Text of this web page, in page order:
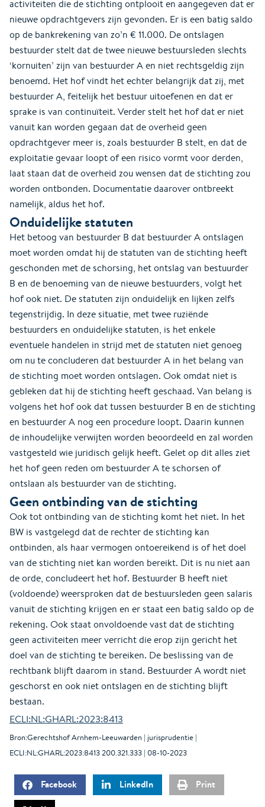
activiteiten die de stichting ontplooit en aangegeven dat er
nieuwe opdrachtgevers zijn gevonden. Er is een batig saldo
op de bankrekening van zo’n € 11.000. De ontslagen
bestuurder stelt dat de twee nieuwe bestuursleden slechts
‘kornuiten’ zijn van bestuurder A en niet rechtsgeldig zijn
benoemd. Het hof vindt het echter belangrijk dat zij, met
bestuurder A, feitelijk het bestuur uitoefenen en dat er
sprake is van continuïteit. Verder stelt het hof dat er niet
vanuit kan worden gegaan dat de overheid geen
opdrachtgever meer is, zoals bestuurder B stelt, en dat de
exploitatie gevaar loopt of een risico vormt voor derden,
laat staan dat de overheid zou wensen dat de stichting zou
worden ontbonden. Documentatie daarover ontbreekt
namelijk, aldus het hof.
Onduidelijke statuten
Het betoog van bestuurder B dat bestuurder A ontslagen
moet worden omdat hij de statuten van de stichting heeft
geschonden met de schorsing, het ontslag van bestuurder
B en de benoeming van de nieuwe bestuurders, volgt het
hof ook niet. De statuten zijn onduidelijk en lijken zelfs
tegenstrijdig. In deze situatie, met twee ruziënde
bestuurders en onduidelijke statuten, is het enkele
eventuele handelen in strijd met de statuten niet genoeg
om nu te concluderen dat bestuurder A in het belang van
de stichting moet worden ontslagen. Ook omdat niet is
gebleken dat hij de stichting heeft geschaad. Van belang is
volgens het hof ook dat tussen bestuurder B en de stichting
en bestuurder A nog een procedure loopt. Daarin kunnen
de inhoudelijke verwijten worden beoordeeld en zal worden
vastgesteld wie juridisch gelijk heeft. Gelet op dit alles ziet
het hof geen reden om bestuurder A te schorsen of
ontslaan als bestuurder van de stichting.
Geen ontbinding van de stichting
Ook tot ontbinding van de stichting komt het niet. In het
BW is vastgelegd dat de rechter de stichting kan
ontbinden, als haar vermogen ontoereikend is of het doel
van de stichting niet kan worden bereikt. Dit is nu niet aan
de orde, concludeert het hof. Bestuurder B heeft niet
(voldoende) weersproken dat de bestuursleden geen salaris
vanuit de stichting krijgen en er staat een batig saldo op de
rekening. Ook staat onvoldoende vast dat de stichting
geen activiteiten meer verricht die erop zijn gericht het
doel van de stichting te bereiken. De beslissing van de
rechtbank blijft daarom in stand. Bestuurder A wordt niet
geschorst en ook niet ontslagen en de stichting blijft
bestaan.
ECLI:NL:GHARL:2023:8413
Bron:Gerechtshof Arnhem-Leeuwarden | jurisprudentie |
ECLI:NL:GHARL:2023:8413 200.321.333 | 08-10-2023
Facebook LinkedIn Print